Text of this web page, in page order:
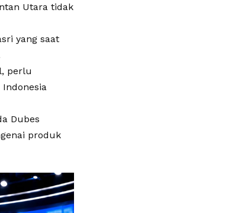
Utara tidak
yang saat
perlu
Dubes
produk